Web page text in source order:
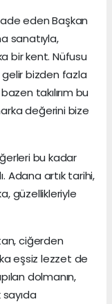
eden Başkan
sanatıyla,
bir kent. Nüfusu
bizden fazla
takılırım bu
değerini bize
bu kadar
Adana artık tarihi,
güzellikleriyle
ciğerden
eşsiz lezzet de
dolmanın,